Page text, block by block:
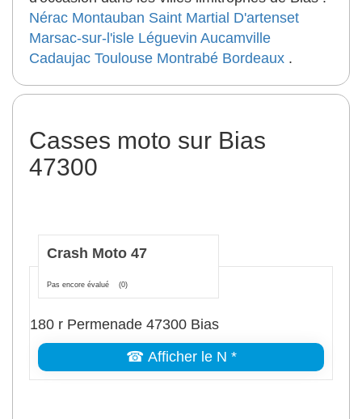
Nérac Montauban Saint Martial D'artenset
Marsac-sur-l'isle Léguevin Aucamville
Cadaujac Toulouse Montrabé Bordeaux .
Casses moto sur Bias
47300
Crash Moto 47
Pas encore évalué (0)
180 r Permenade 47300 Bias
☎ Afficher le N *